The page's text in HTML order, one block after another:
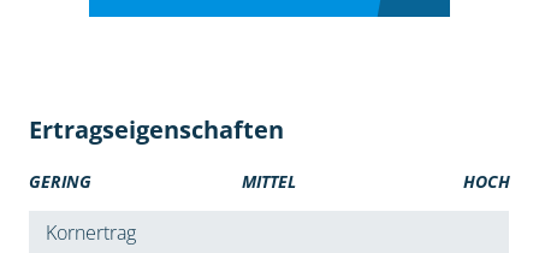
Ertragseigenschaften
GERING MITTEL HOCH
Kornertrag